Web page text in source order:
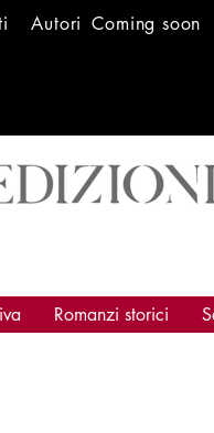
Autori Coming soon
Romanzi storici